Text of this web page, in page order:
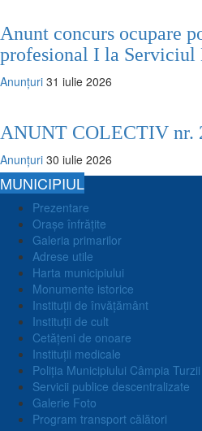
Anunt concurs ocupare
profesional I la Serviciul
Anunțuri 31 iulie 2026
ANUNT COLECTIV nr.
Anunțuri 30 iulie 2026
MUNICIPIUL
Prezentare
Orașe înfrățite
Galeria primarilor
Adrese utile
Harta municipiului
Monumente istorice
Instituții de învățământ
Instituții de cult
Cetățeni de onoare
Instituții medicale
Poliția Municipiului Câmpia Turzii
Servicii publice descentralizate
Galerie Foto
Program transport călători